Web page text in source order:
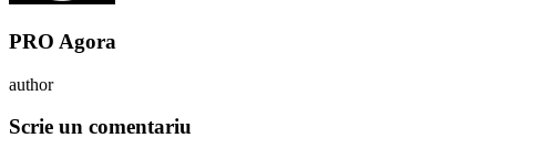
PRO Agora
author
Scrie un comentariu